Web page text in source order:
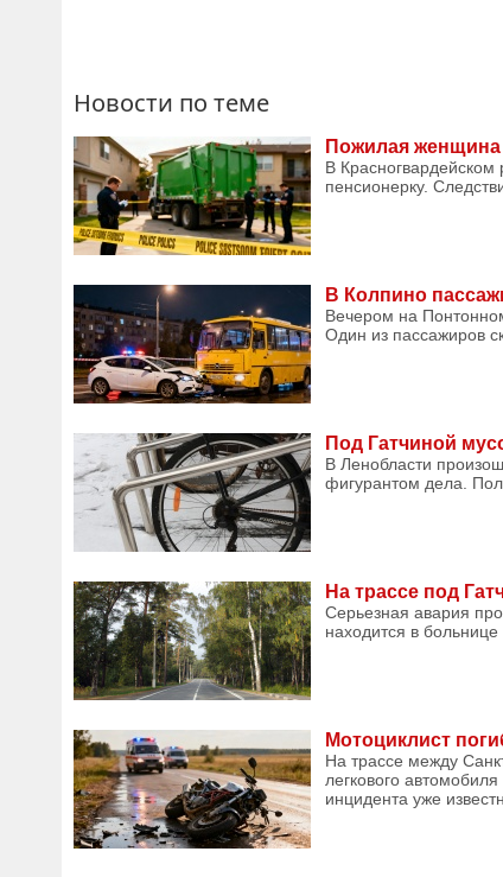
Новости по теме
Пожилая женщина
В Красногвардейском
пенсионерку.
В Колпино
Вечером на
Один из пассажиров
Под Гатчиной
В Ленобласти
фигурантом дела.
На трассе под
Серьезная авария
находится в
Мотоциклист
На трассе между
легкового
инцидента уже